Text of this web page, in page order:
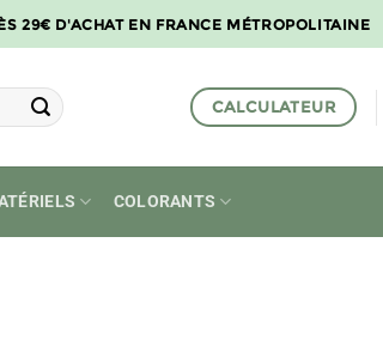
29€ D'ACHAT EN FRANCE MÉTROPOLITAINE
CALCULATEUR
COLORANTS